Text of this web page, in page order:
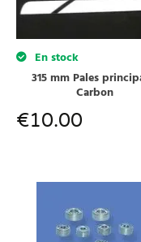
En stock
315 mm Pales
Carbon
€10.00